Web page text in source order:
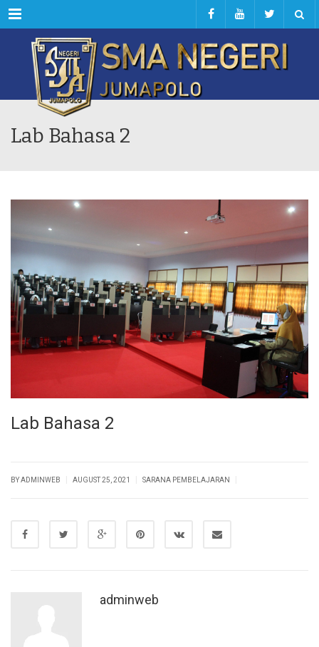
Menu
Lab Bahasa 2
Lab Bahasa 2
BYADMINWEB AUGUST 25, 2021 SARANA PEMBELAJARAN
adminweb